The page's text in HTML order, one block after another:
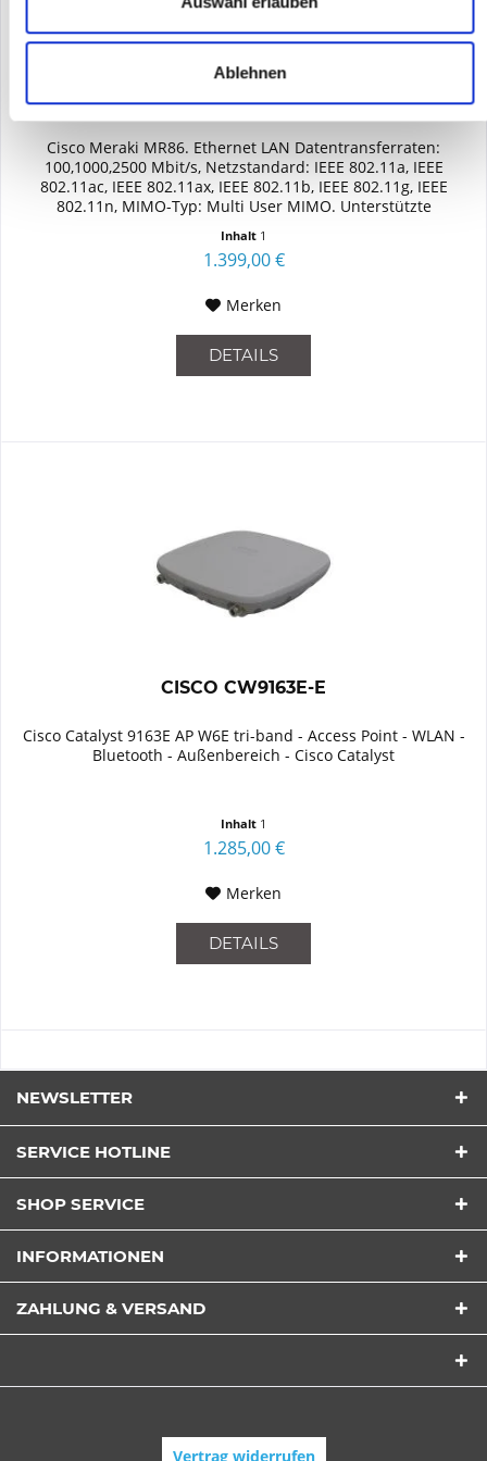
Ablehnen
CISCO MR86-HW
Cisco Meraki MR86. Ethernet LAN Datentransferraten:
100,1000,2500 Mbit/s, Netzstandard: IEEE 802.11a, IEEE
802.11ac, IEEE 802.11ax, IEEE 802.11b, IEEE 802.11g, IEEE
802.11n, MIMO-Typ: Multi User MIMO. Unterstützte
Inhalt 1
1.399,00 €
Merken
DETAILS
CISCO CW9163E-E
Cisco Catalyst 9163E AP W6E tri-band - Access Point - WLAN -
Bluetooth - Außenbereich - Cisco Catalyst
Inhalt 1
1.285,00 €
Merken
DETAILS
NEWSLETTER
SERVICE HOTLINE
SHOP SERVICE
INFORMATIONEN
ZAHLUNG & VERSAND
Vertrag widerrufen